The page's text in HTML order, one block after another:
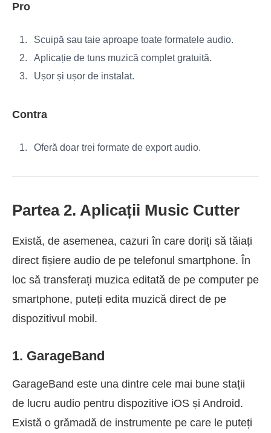
Pro
Scuipă sau taie aproape toate formatele audio.
Aplicație de tuns muzică complet gratuită.
Ușor și ușor de instalat.
Contra
Oferă doar trei formate de export audio.
Partea 2. Aplicații Music Cutter
Există, de asemenea, cazuri în care doriți să tăiați
direct fișiere audio de pe telefonul smartphone. În
loc să transferați muzica editată de pe computer pe
smartphone, puteți edita muzică direct de pe
dispozitivul mobil.
1. GarageBand
GarageBand este una dintre cele mai bune stații
de lucru audio pentru dispozitive iOS și Android.
Există o grămadă de instrumente pe care le puteți